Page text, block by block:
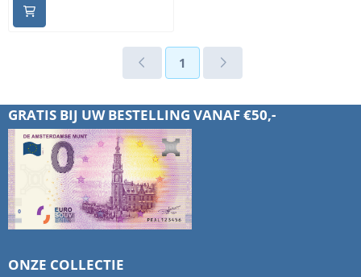
1
GRATIS BIJ UW BESTELLING VANAF €50,-
ONZE COLLECTIE